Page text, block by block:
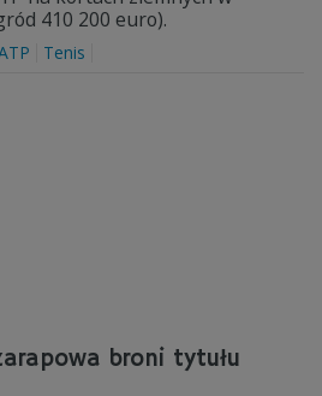
410 200 euro).
Tenis
broni tytułu